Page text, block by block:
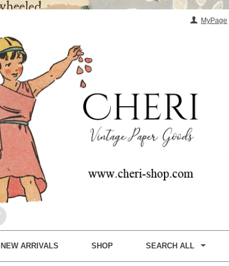
MyPage
NEW ARRIVALS SHOP SEARCH ALL